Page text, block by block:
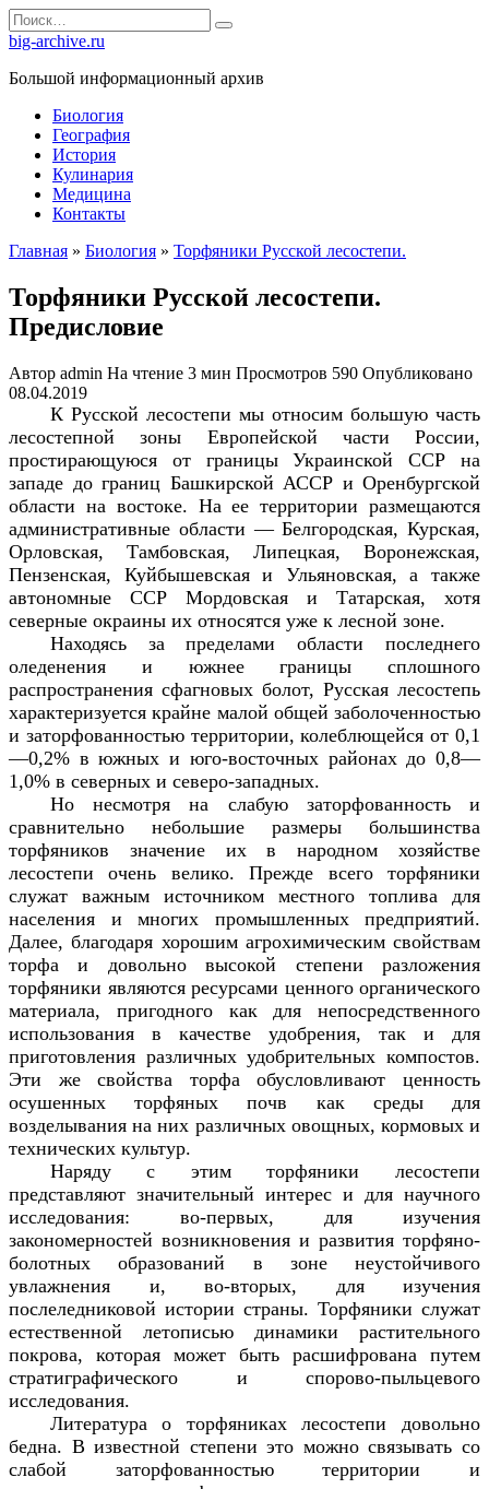
Перейти
к
содержанию
Search
for:
big-archive.ru
Большой информационный архив
Биология
География
История
Кулинария
Медицина
Контакты
Главная » Биология » Торфяники Русской лесостепи.
Торфяники Русской лесостепи.
Предисловие
Автор admin На чтение 3 мин Просмотров 590 Опубликовано
08.04.2019
К Русской лесостепи мы относим большую часть
лесостепной зоны Европейской части России,
простирающуюся от границы Украинской ССР на
западе до границ Башкирской АССР и Оренбургской
области на востоке. На ее территории размещаются
административные области — Белгородская, Курская,
Орловская, Тамбовская, Липецкая, Воронежская,
Пензенская, Куйбышевская и Ульяновская, а также
автономные ССР Мордовская и Татарская, хотя
северные окраины их относятся уже к лесной зоне.
Находясь за пределами области последнего
оледенения и южнее границы сплошного
распространения сфагновых болот, Русская лесостепь
характеризуется крайне малой общей заболоченностью
и заторфованностью территории, колеблющейся от 0,1
—0,2% в южных и юго-восточных районах до 0,8—
1,0% в северных и северо-западных.
Но несмотря на слабую заторфованность и
сравнительно небольшие размеры большинства
торфяников значение их в народном хозяйстве
лесостепи очень велико. Прежде всего торфяники
служат важным источником местного топлива для
населения и многих промышленных предприятий.
Далее, благодаря хорошим агрохимическим свойствам
торфа и довольно высокой степени разложения
торфяники являются ресурсами ценного органического
материала, пригодного как для непосредственного
использования в качестве удобрения, так и для
приготовления различных удобрительных компостов.
Эти же свойства торфа обусловливают ценность
осушенных торфяных почв как среды для
возделывания на них различных овощных, кормовых и
технических культур.
Наряду с этим торфяники лесостепи
представляют значительный интерес и для научного
исследования: во-первых, для изучения
закономерностей возникновения и развития торфяно-
болотных образований в зоне неустойчивого
увлажнения и, во-вторых, для изучения
послеледниковой истории страны. Торфяники служат
естественной летописью динамики растительного
покрова, которая может быть расшифрована путем
стратиграфического и спорово-пыльцевого
исследования.
Литература о торфяниках лесостепи довольно
бедна. В известной степени это можно связывать со
слабой заторфованностью территории и